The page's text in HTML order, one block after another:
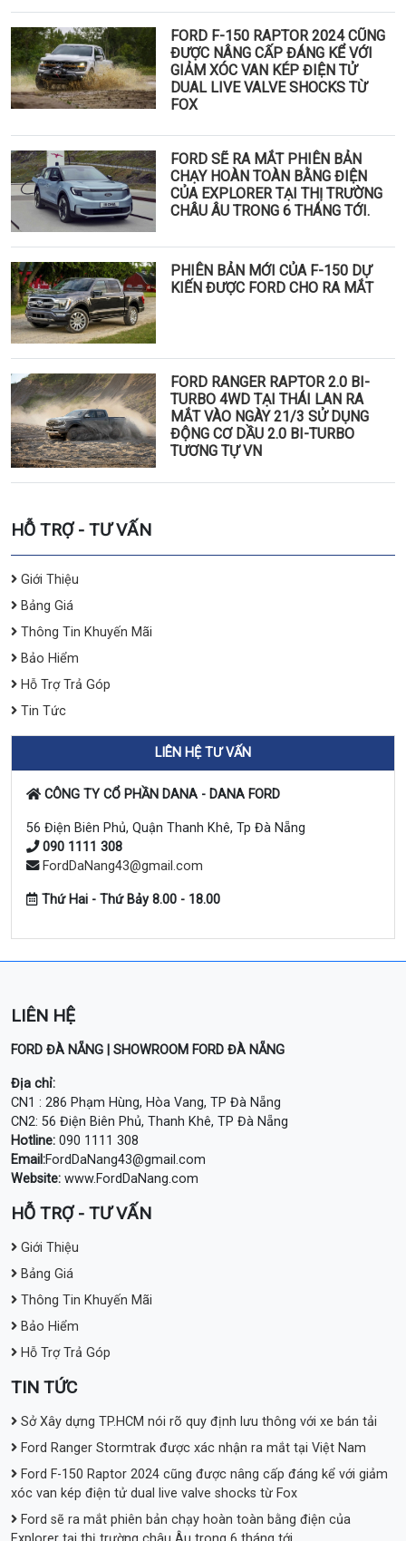
FORD F-150 RAPTOR 2024 CŨNG
ĐƯỢC NÂNG CẤP ĐÁNG KỂ VỚI
GIẢM XÓC VAN KÉP ĐIỆN TỬ
DUAL LIVE VALVE SHOCKS TỪ
FOX
FORD SẼ RA MẮT PHIÊN BẢN
CHẠY HOÀN TOÀN BẰNG ĐIỆN
CỦA EXPLORER TẠI THỊ TRƯỜNG
CHÂU ÂU TRONG 6 THÁNG TỚI.
PHIÊN BẢN MỚI CỦA F-150 DỰ
KIẾN ĐƯỢC FORD CHO RA MẮT
FORD RANGER RAPTOR 2.0 BI-
TURBO 4WD TẠI THÁI LAN RA
MẮT VÀO NGÀY 21/3 SỬ DỤNG
ĐỘNG CƠ DẦU 2.0 BI-TURBO
TƯƠNG TỰ VN
HỖ TRỢ - TƯ VẤN
Giới Thiệu
Bảng Giá
Thông Tin Khuyến Mãi
Bảo Hiểm
Hỗ Trợ Trả Góp
Tin Tức
LIÊN HỆ TƯ VẤN
CÔNG TY CỔ PHẦN DANA - DANA FORD
56 Điện Biên Phủ, Quận Thanh Khê, Tp Đà Nẵng
090 1111 308
FordDaNang43@gmail.com
Thứ Hai - Thứ Bảy 8.00 - 18.00
LIÊN HỆ
FORD ĐÀ NẴNG | SHOWROOM FORD ĐÀ NẴNG
Địa chỉ:
CN1 : 286 Phạm Hùng, Hòa Vang, TP Đà Nẵng
CN2: 56 Điện Biên Phủ, Thanh Khê, TP Đà Nẵng
Hotline: 090 1111 308
Email:FordDaNang43@gmail.com
Website: www.FordDaNang.com
HỖ TRỢ - TƯ VẤN
Giới Thiệu
Bảng Giá
Thông Tin Khuyến Mãi
Bảo Hiểm
Hỗ Trợ Trả Góp
TIN TỨC
Sở Xây dựng TP.HCM nói rõ quy định lưu thông với xe bán tải
Ford Ranger Stormtrak được xác nhận ra mắt tại Việt Nam
Ford F-150 Raptor 2024 cũng được nâng cấp đáng kể với giảm
xóc van kép điện tử dual live valve shocks từ Fox
Ford sẽ ra mắt phiên bản chạy hoàn toàn bằng điện của